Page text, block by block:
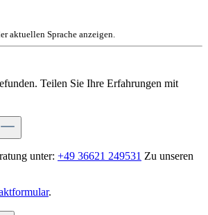
aktuellen Sprache anzeigen.
Teilen Sie Ihre Erfahrungen mit
unter: +49 36621 249531 Zu unseren
.